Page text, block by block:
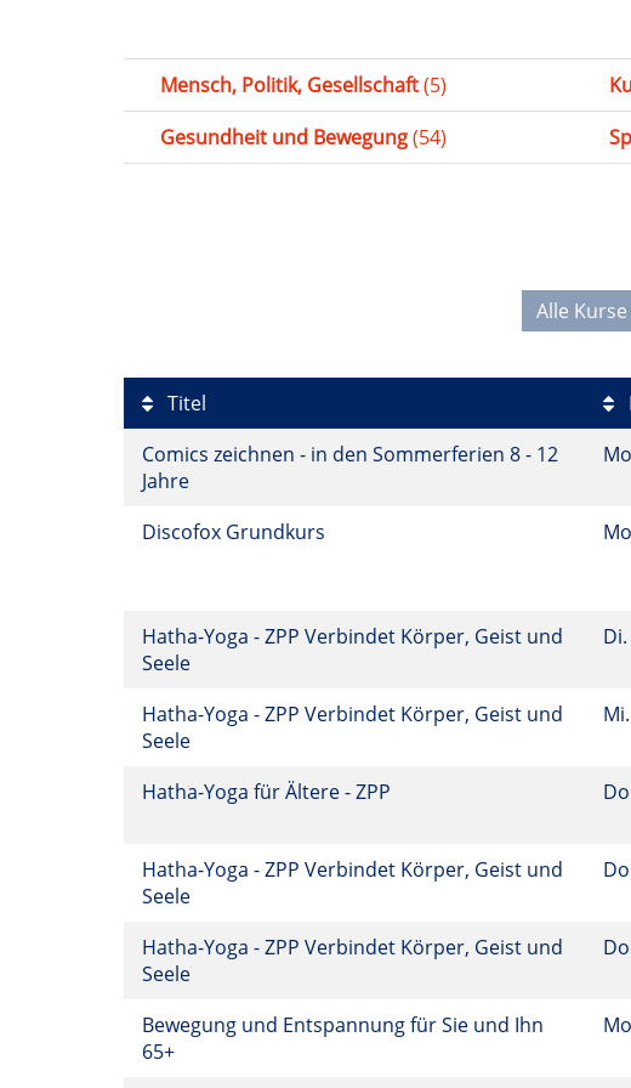
Mensch, Politik, Gesellschaft(5)
Gesundheit und Bewegung(54)
Alle Kurse
Titel
Comics zeichnen - in den Sommerferien 8 - 12
Jahre
Discofox Grundkurs
Hatha-Yoga - ZPP Verbindet Körper, Geist und
Seele
Di.
Hatha-Yoga - ZPP Verbindet Körper, Geist und
Seele
Mi.
Hatha-Yoga für Ältere - ZPP
Hatha-Yoga - ZPP Verbindet Körper, Geist und
Seele
Hatha-Yoga - ZPP Verbindet Körper, Geist und
Seele
Bewegung und Entspannung für Sie und Ihn
65+